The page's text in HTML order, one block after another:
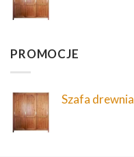
PROMOCJE
Szafa